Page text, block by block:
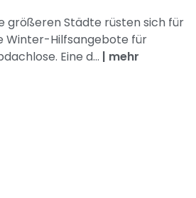
größeren Städte rüsten sich für
Winter-Hilfsangebote für
Eine d... | mehr